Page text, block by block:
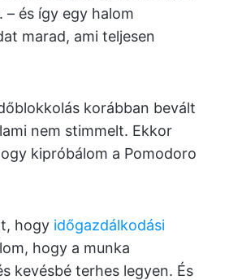
és így egy halom
marad, ami teljesen
korábban bevált
nem stimmelt. Ekkor
kipróbálom a Pomodoro
hogy időgazdálkodási
hogy a munka
kevésbé terhes legyen. És